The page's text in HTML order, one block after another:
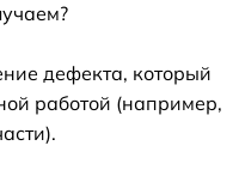
дефекта, который
работой (например,